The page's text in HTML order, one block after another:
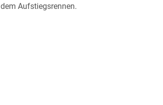
Aufstiegsrennen.